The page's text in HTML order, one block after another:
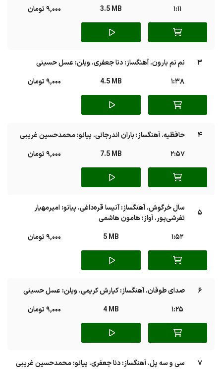
1:11
3.5 MB 9,000 تومان
3
نم نم بارون. آهنگساز: دنا جعفری. ویلن: عسل حسینی
1:38
4.5 MB 9,000 تومان
4
حافظیه. آهنگساز: باران اندرجانی. پیانو: محمدحسین غریبی
2:57
7.5 MB 9,000 تومان
5
سال خرگوش. آهنگساز: آنیسا قره‌داغی. پیانو: امیرمهیار
تفرشی‌پور. آواز: هامون هاشمی
1:52
5 MB 9,000 تومان
6
صدای طوفان. آهنگساز: کیارش کریمی. ویلن: عسل حسینی
1:25
4 MB 9,000 تومان
7
سی و سه پل. آهنگساز:‌ دنا جعفری. پیانو: محمدحسین غریبی